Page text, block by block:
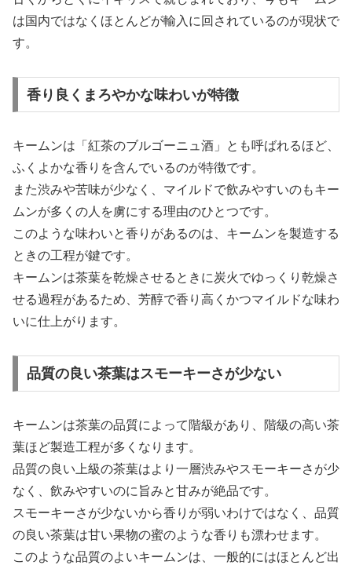
は国内ではなくほとんどが輸入に回されているのが現状で
す。
香り良くまろやかな味わいが特徴
キームンは「紅茶のブルゴーニュ酒」とも呼ばれるほど、
ふくよかな香りを含んでいるのが特徴です。
また渋みや苦味が少なく、マイルドで飲みやすいのもキー
ムンが多くの人を虜にする理由のひとつです。
このような味わいと香りがあるのは、キームンを製造する
ときの工程が鍵です。
キームンは茶葉を乾燥させるときに炭火でゆっくり乾燥さ
せる過程があるため、芳醇で香り高くかつマイルドな味わ
いに仕上がります。
品質の良い茶葉はスモーキーさが少ない
キームンは茶葉の品質によって階級があり、階級の高い茶
葉ほど製造工程が多くなります。
品質の良い上級の茶葉はより一層渋みやスモーキーさが少
なく、飲みやすいのに旨みと甘みが絶品です。
スモーキーさが少ないから香りが弱いわけではなく、品質
の良い茶葉は甘い果物の蜜のような香りも漂わせます。
このような品質のよいキームンは、一般的にはほとんど出